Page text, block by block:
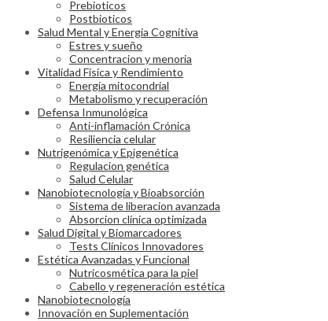
Prebioticos
Postbioticos
Salud Mental y Energia Cognitiva
Estres y sueño
Concentracion y menoria
Vitalidad Fisíca y Rendimiento
Energía mitocondrial
Metabolismo y recuperación
Defensa Inmunológica
Anti-inflamación Crónica
Resiliencia celular
Nutrigenómica y Epigenética
Regulacion genética
Salud Celular
Nanobiotecnología y Bioabsorción
Sistema de liberacion avanzada
Absorcion clínica optimizada
Salud Digital y Biomarcadores
Tests Clínicos Innovadores
Estética Avanzadas y Funcional
Nutricosmética para la piel
Cabello y regeneración estética
Nanobiotecnología
Innovación en Suplementación